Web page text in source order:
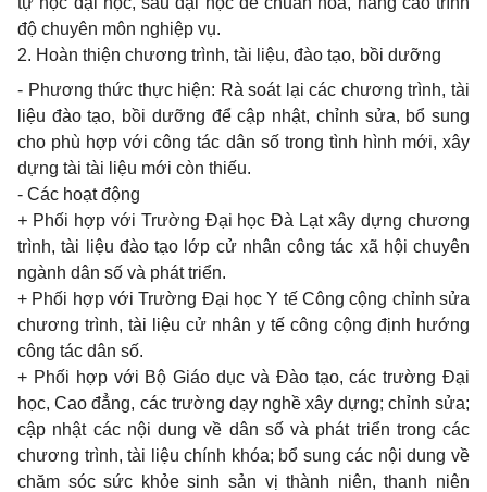
độ chuyên môn nghiệp vụ.
2. Hoàn thiện chương trình, tài liệu, đào tạo, bồi dưỡng
- Phương thức thực hiện: Rà soát lại các chương trình, tài
liệu đào tạo, bồi dưỡng để cập nhật, chỉnh sửa, bổ sung
cho phù hợp với công tác dân số trong tình hình mới, xây
dựng tài tài liệu mới còn thiếu.
- Các hoạt động
+ Phối hợp với Trường Đại học Đà Lạt xây dựng chương
trình, tài liệu đào tạo lớp cử nhân công tác xã hội chuyên
ngành dân số và phát triển.
+ Phối hợp với Trường Đại học Y tế Công cộng chỉnh sửa
chương trình, tài liệu cử nhân y tế công cộng định hướng
công tác dân số.
+ Phối hợp với Bộ Giáo dục và Đào tạo, các trường Đại
học, Cao đẳng, các trường dạy nghề xây dựng; chỉnh sửa;
cập nhật các nội dung về dân số và phát triển trong các
chương trình, tài liệu chính khóa; bổ sung các nội dung về
chăm sóc sức khỏe sinh sản vị thành niên, thanh niên